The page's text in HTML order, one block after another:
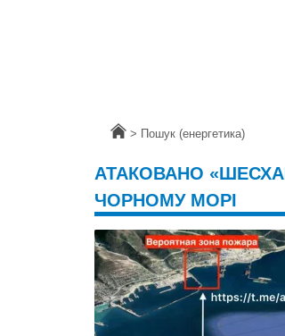
Головна
> Пошук (енергетика)
АТАКОВАНО
ЧОРНОМУ МОРІ